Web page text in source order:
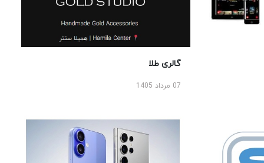
گالری طلا
07 مرداد 1405